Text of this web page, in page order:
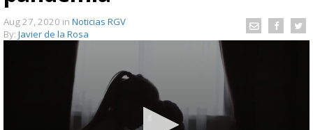
Aug 27, 2020 in Noticias RGV
By: Javier de la Rosa